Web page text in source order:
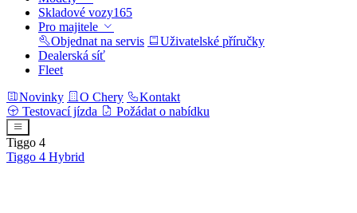
Skladové vozy165
Pro majitele
Objednat na servis
Uživatelské příručky
Dealerská síť
Fleet
Novinky
O Chery
Kontakt
Testovací jízda
Požádat o nabídku
Tiggo 4
Tiggo 4 Hybrid